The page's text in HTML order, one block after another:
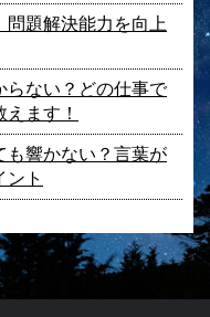
題解決能力を向上
らない？どの仕事で
ます！
も響かない？言葉が
ト